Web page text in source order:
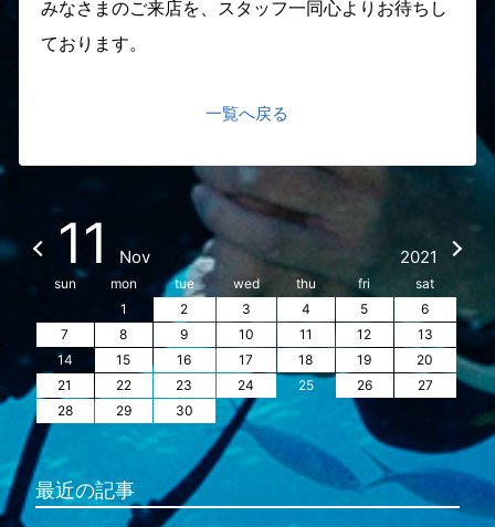
みなさまのご来店を、スタッフ一同心よりお待ちし
ております。
一覧へ戻る
11 Nov 2021
sun mon tue wed thu fri
sat
1
2 3 4 5
6
7
8 9 10 11 12
13
14
15 16 17 18 19
20
21
22 23 24 25 26
27
28
29 30
最近の記事